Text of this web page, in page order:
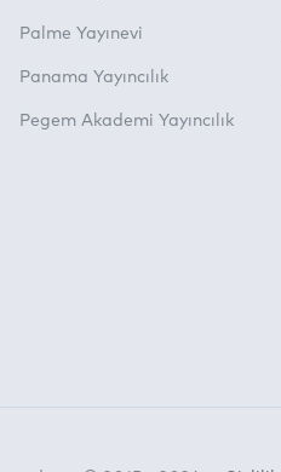
Palme Yayınevi
Panama Yayıncılık
Pegem Akademi Yayıncılık